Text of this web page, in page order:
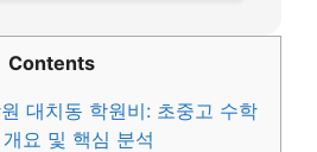
Contents
대치동 학원비: 초중고 수학
요 및 핵심 분석